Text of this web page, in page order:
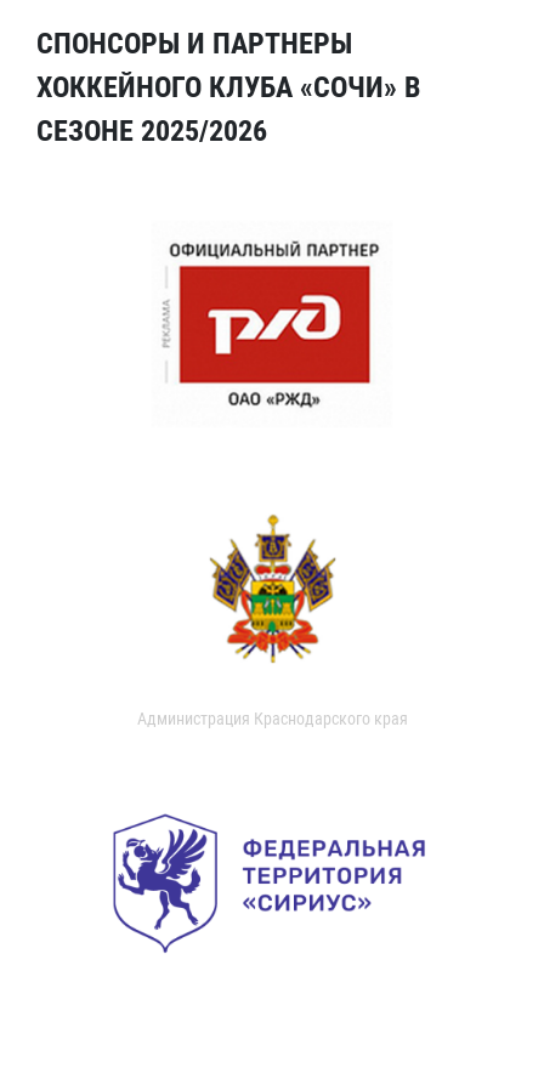
СПОНСОРЫ И ПАРТНЕРЫ
ХОККЕЙНОГО КЛУБА «СОЧИ» В
СЕЗОНЕ 2025/2026
Администрация Краснодарского края